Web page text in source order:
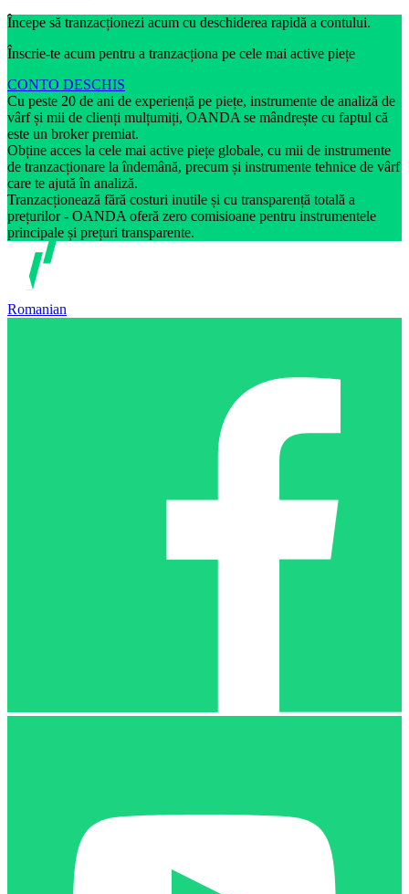
Începe să tranzacționezi acum cu deschiderea rapidă a contului.
Înscrie-te acum pentru a tranzacționa pe cele mai active piețe
CONTO DESCHIS
Cu peste 20 de ani de experiență pe piețe, instrumente de analiză de
vârf și mii de clienți mulțumiți, OANDA se mândrește cu faptul că
este un broker premiat.
Obține acces la cele mai active piețe globale, cu mii de instrumente
de tranzacționare la îndemână, precum și instrumente tehnice de vârf
care te ajută în analiză.
Tranzacționează fără costuri inutile și cu transparență totală a
prețurilor - OANDA oferă zero comisioane pentru instrumentele
principale și prețuri transparente.
Romanian